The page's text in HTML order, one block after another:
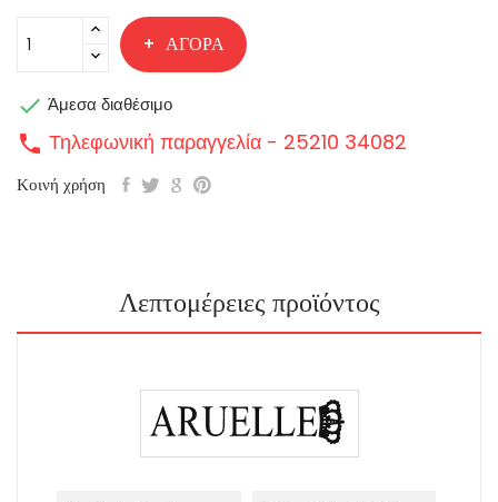
ΑΓΟΡΆ
 Άμεσα διαθέσιμο
call Τηλεφωνική παραγγελία - 25210 34082
Κοινή χρήση
Λεπτομέρειες προϊόντος